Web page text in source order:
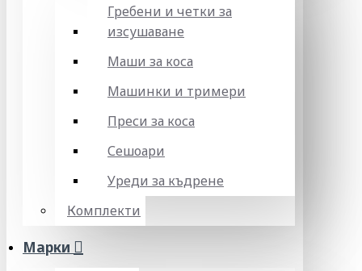
Гребени и четки за
изсушаване
Маши за коса
Машинки и тримери
Преси за коса
Сешоари
Уреди за къдрене
Комплекти
Марки